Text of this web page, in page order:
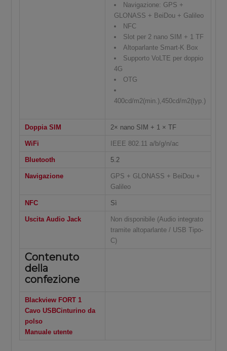
Navigazione: GPS +
GLONASS + BeiDou + Galileo
NFC
Slot per 2 nano SIM + 1 TF
Altoparlante Smart-K Box
Supporto VoLTE per doppio
4G
OTG
400cd/m2(min.),450cd/m2(typ.)
Doppia SIM 2× nano SIM + 1 × TF
WiFi IEEE 802.11 a/b/g/n/ac
Bluetooth 5.2
Navigazione
GPS + GLONASS + BeiDou +
Galileo
NFC Sì
Uscita Audio Jack
Non disponibile (Audio integrato
tramite altoparlante / USB Tipo-
C)
Contenuto
della
confezione
Blackview FORT 1
Cavo USBCinturino da
polso
Manuale utente